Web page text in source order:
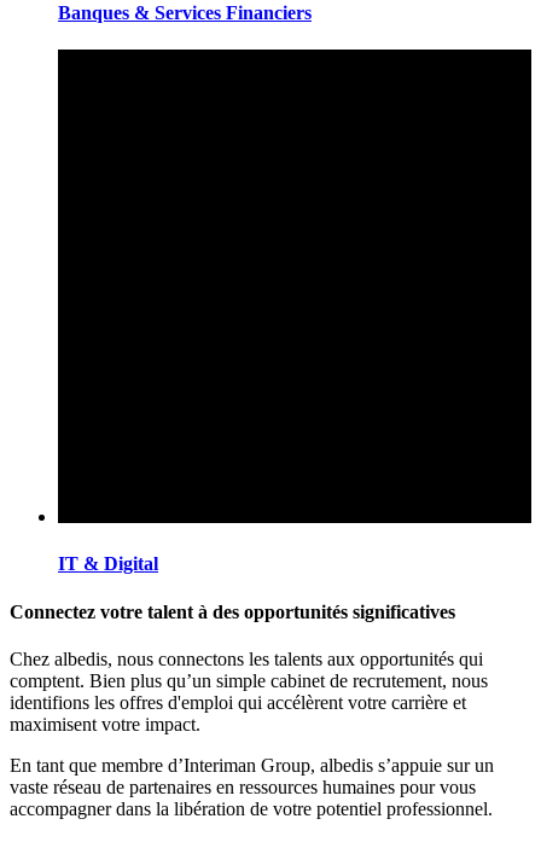
Banques & Services Financiers
IT & Digital
Connectez votre talent à des opportunités significatives
Chez albedis, nous connectons les talents aux opportunités qui
comptent. Bien plus qu’un simple cabinet de recrutement, nous
identifions les offres d'emploi qui accélèrent votre carrière et
maximisent votre impact.
En tant que membre d’Interiman Group, albedis s’appuie sur un
vaste réseau de partenaires en ressources humaines pour vous
accompagner dans la libération de votre potentiel professionnel.